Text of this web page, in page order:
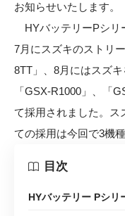
お知らせいたします。
HYバッテリーPシリ
7月にスズキのストリ
8TT」、8月にはスズ
「GSX-R1000」、「
て採用されました。ス
ての採用は今回で3機
目次
HYバッテリー Pシリ